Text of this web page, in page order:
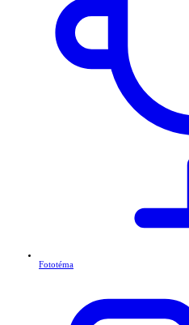
Fototéma